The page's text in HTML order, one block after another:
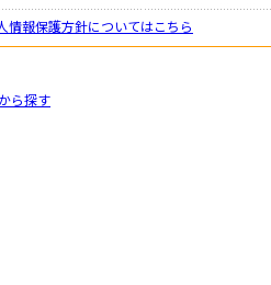
情報保護方針についてはこちら
ら探す